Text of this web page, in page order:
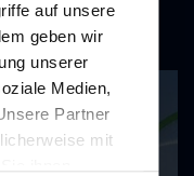
auf unsere
geben wir
unserer
Medien,
Partner
mit